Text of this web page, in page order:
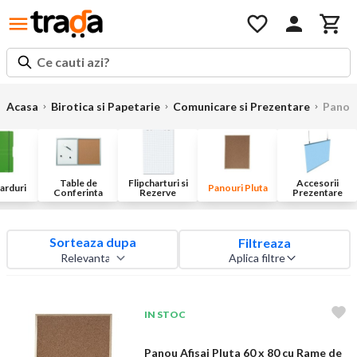
Ce cauti azi?
Acasa Birotica si Papetarie Comunicare si Prezentare
Table de
Conferinta
Flipcharturi si
Rezerve
Panouri Pluta
Accesorii
Prezentare
Sorteaza dupa Filtreaza
Aplica filtre
IN STOC
Panou Afisaj Pluta 60 x 80 cu Rame de